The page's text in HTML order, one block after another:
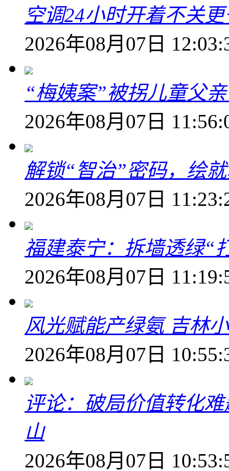
空调24小时开着不关
2026年08月07日
“梅姨案”被拐儿童父
2026年08月07日
解锁“智治”密码，绘
2026年08月07日
福建泰宁：拆墙透绿“
2026年08月07日
风光赋能产绿氨 吉林
2026年08月07日
评论：破局价值转化
山
2026年08月07日